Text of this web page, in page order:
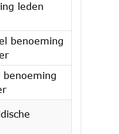
leden
benoeming
benoeming